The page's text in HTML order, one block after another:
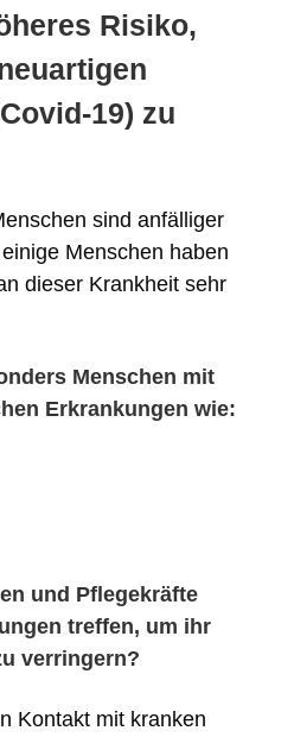
Risiko,
19) zu
sind anfälliger
Menschen haben
dieser Krankheit sehr
Menschen mit
Erkrankungen wie:
und Pflegekräfte
treffen, um ihr
verringern?
Kontakt mit kranken